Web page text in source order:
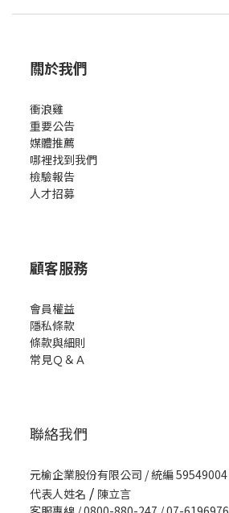
關於我們
衝浪雞
重要公告
媒體推薦
哪裡找到我們
檢驗報告
人才招募
顧客服務
會員權益
隱私條款
條款與細則
常見Ｑ＆Ａ
聯絡我們
元榆企業股份有限公司 / 統編 59549004
代表人姓名 / 陳立言